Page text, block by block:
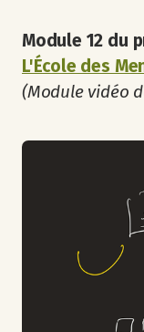
Module 12 du
L'École des
(Module vidéo